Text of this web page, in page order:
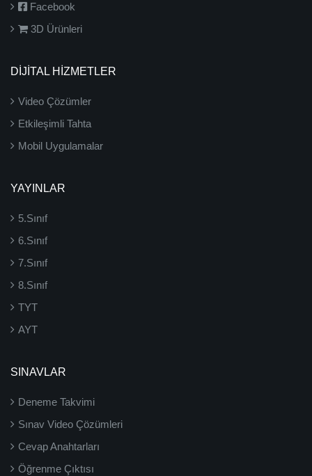
Facebook
3D Ürünleri
DİJİTAL HİZMETLER
Video Çözümler
Etkileşimli Tahta
Mobil Uygulamalar
YAYINLAR
5.Sınıf
6.Sınıf
7.Sınıf
8.Sınıf
TYT
AYT
SINAVLAR
Deneme Takvimi
Sınav Video Çözümleri
Cevap Anahtarları
Öğrenme Çıktısı